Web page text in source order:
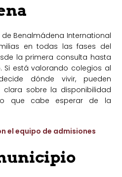
Benalmádena International
en todas las fases del
la primera consulta hasta
está valorando colegios al
dónde vivir, pueden
clara sobre la disponibilidad
que cabe esperar de la
el equipo de admisiones